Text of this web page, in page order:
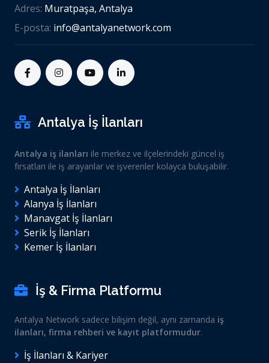
Adres: Muratpaşa, Antalya
E-posta: info@antalyanetwork.com
Antalya İş İlanları
Antalya iş ilanları ile merkez ve ilçelerindeki güncel iş
fırsatları ile iş arayanlar ve işverenler kolayca buluşabilir.
Antalya İş İlanları
Alanya İş İlanları
Manavgat İş İlanları
Serik İş İlanları
Kemer İş İlanları
İş & Firma Platformu
Antalya Network sadece bilişim değil, aynı zamanda iş
ilanları, firma rehberi ve kayıt platformudur.
İş İlanları & Kariyer